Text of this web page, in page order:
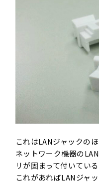
これはLANジャックの
ネットワーク機器の
リが固まって付いてい
これがあればLANジャ